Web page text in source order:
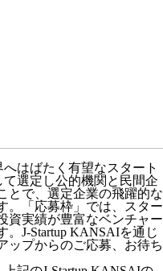
はばたく有望なスタート
て選定し公的機関と民間企
とで、選定企業の飛躍的な
。「応募枠」では、スター
資実績が豊富なベンチャー
J-Startup KANSAIを通じ
ップからのご応募、お待ち